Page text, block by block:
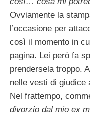
Ovviamente la
l’occasione per
così il momento in
pagina. Lei però fa
prendersela troppo.
nelle vesti di giudice
Nel frattempo,
divorzio dal mio ex